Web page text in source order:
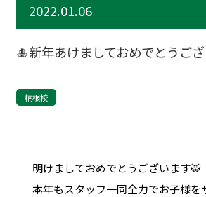
2022.01.06
🎍新年あけましておめでとうご
楠根校
明けましておめでとうございます🐯
本年もスタッフ一同全力でお子様を